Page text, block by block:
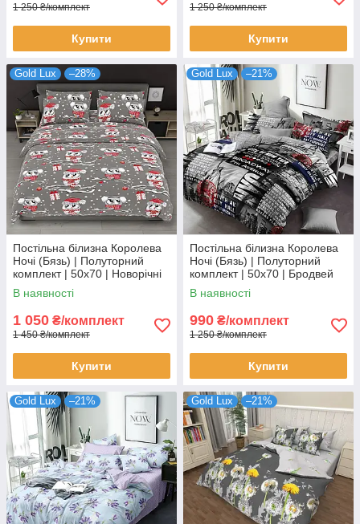
1 250 ₴/комплект
Купити
1 250 ₴/комплект
Купити
Gold Lux –28%
Постільна білизна Королева
Ночі (Бязь) | Полуторний
комплект | 50х70 | Новорічні
сови на сірому
В наявності
1 050 ₴/комплект
1 450 ₴/комплект
Купити
Gold Lux –21%
Постільна білизна Королева
Ночі (Бязь) | Полуторний
комплект | 50х70 | Бродвей
В наявності
990 ₴/комплект
1 250 ₴/комплект
Купити
Gold Lux –21% Gold Lux –21%